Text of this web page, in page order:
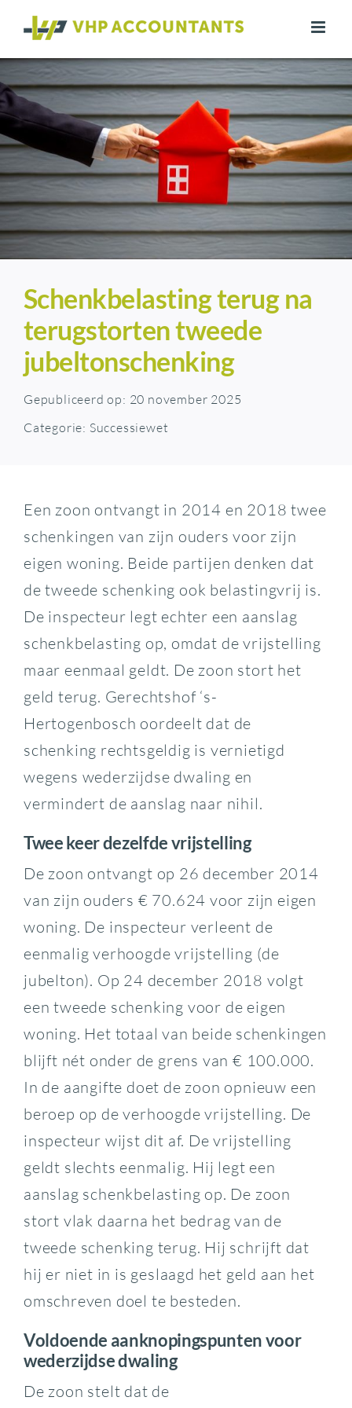
naar
inhoud
Schenkbelasting terug na
terugstorten tweede
jubeltonschenking
Gepubliceerd op: 20 november 2025
Categorie: Successiewet
Een zoon ontvangt in 2014 en 2018 twee
schenkingen van zijn ouders voor zijn
eigen woning. Beide partijen denken dat
de tweede schenking ook belastingvrij is.
De inspecteur legt echter een aanslag
schenkbelasting op, omdat de vrijstelling
maar eenmaal geldt. De zoon stort het
geld terug. Gerechtshof ‘s-
Hertogenbosch oordeelt dat de
schenking rechtsgeldig is vernietigd
wegens wederzijdse dwaling en
vermindert de aanslag naar nihil.
Twee keer dezelfde vrijstelling
De zoon ontvangt op 26 december 2014
van zijn ouders € 70.624 voor zijn eigen
woning. De inspecteur verleent de
eenmalig verhoogde vrijstelling (de
jubelton). Op 24 december 2018 volgt
een tweede schenking voor de eigen
woning. Het totaal van beide schenkingen
blijft nét onder de grens van € 100.000.
In de aangifte doet de zoon opnieuw een
beroep op de verhoogde vrijstelling. De
inspecteur wijst dit af. De vrijstelling
geldt slechts eenmalig. Hij legt een
aanslag schenkbelasting op. De zoon
stort vlak daarna het bedrag van de
tweede schenking terug. Hij schrijft dat
hij er niet in is geslaagd het geld aan het
omschreven doel te besteden.
Voldoende aanknopingspunten voor
wederzijdse dwaling
De zoon stelt dat de